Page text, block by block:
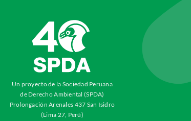
Un proyecto de la Sociedad Peruana
de Derecho Ambiental (SPDA)
Prolongación Arenales 437 San Isidro
(Lima 27, Perú)